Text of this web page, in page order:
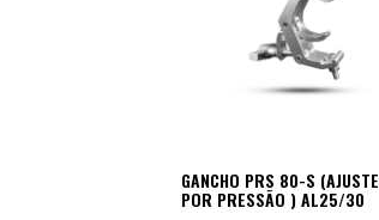
GANCHO PRS 80-S (AJUSTE
POR PRESSÃO ) AL25/30